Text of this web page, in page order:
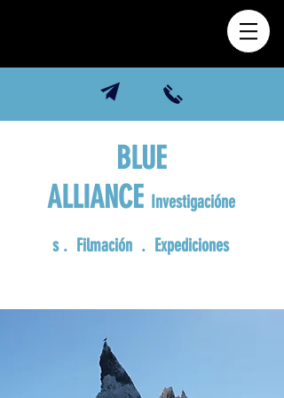
BLUE
ALLIANCE Investigacióne
s . Filmación . Expediciones